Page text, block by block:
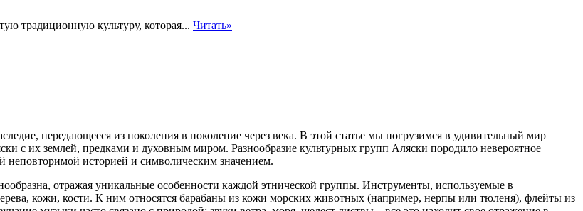
традиционную культуру, которая... Читать»
передающееся из поколения в поколение через века. В этой статье мы погрузимся в удивительный мир
с их землей, предками и духовным миром. Разнообразие культурных групп Аляски породило невероятное
неповторимой историей и символическим значением.
отражая уникальные особенности каждой этнической группы. Инструменты, используемые в
кожи, кости. К ним относятся барабаны из кожи морских животных (например, нерпы или тюленя), флейты из